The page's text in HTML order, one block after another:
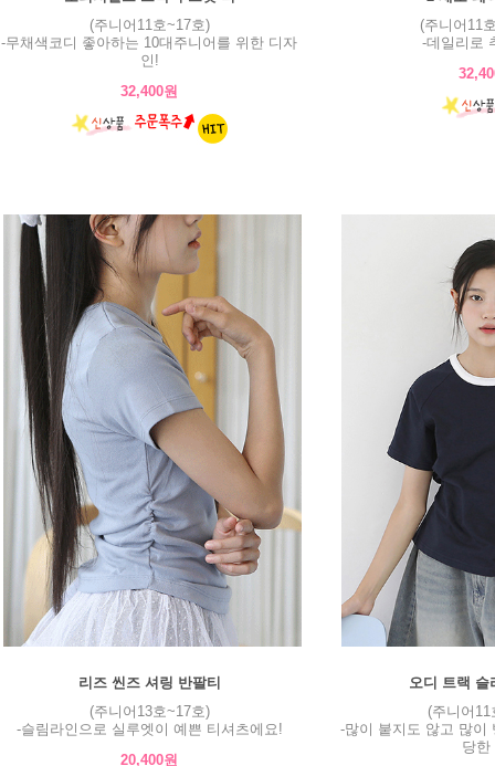
(주니어11호~17호)
-무채색코디 좋아하는 10대주니어를 위한 디자
인!
32,400원
(주니어11
-데일리로
리즈 씬즈 셔링 반팔티
(주니어13호~17호)
-슬림라인으로 실루엣이 예쁜 티셔츠에요!
20,400원
오디 트랙 슬
(주니어11
-많이 붙지도 않고 많이
당한